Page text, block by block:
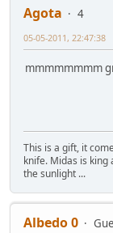
Agota
4
05-05-2011, 22:47:38
mmmmmmmm
This is a gift, it
knife. Midas is king
the sunlight ...
Albedo 0